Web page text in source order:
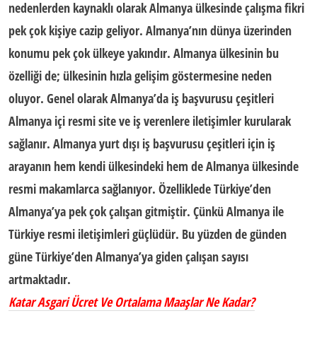
nedenlerden kaynaklı olarakAlmanya ülkesinde çalışma fikri
pek çok kişiye cazip geliyor. Almanya’nın dünya üzerinden
konumu pek çok ülkeye yakındır. Almanya ülkesinin bu
özelliği de; ülkesinin hızla gelişim göstermesine neden
oluyor. Genel olarakAlmanya’da iş başvurusuçeşitleri
Almanya içi resmi site ve iş verenlere iletişimler kurularak
sağlanır. Almanya yurt dışı iş başvurusuçeşitleri için iş
arayanın hem kendi ülkesindeki hem de Almanya ülkesinde
resmi makamlarca sağlanıyor. Özelliklede Türkiye’den
Almanya’ya pek çok çalışan gitmiştir. Çünkü Almanya ile
Türkiye resmi iletişimleri güçlüdür. Bu yüzden de günden
güne Türkiye’den Almanya’ya giden çalışan sayısı
artmaktadır.
Katar Asgari Ücret Ve Ortalama Maaşlar Ne Kadar?